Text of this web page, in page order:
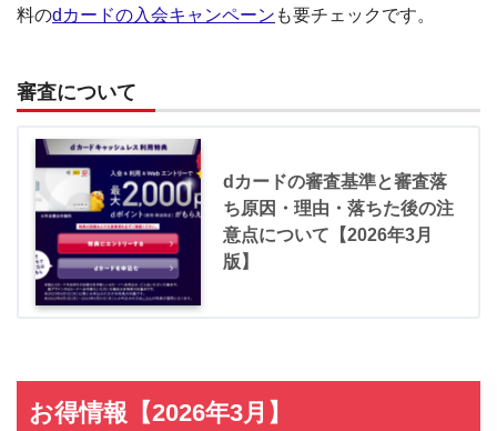
料のdカードの入会キャンペーン も要チェックです。
審査について
dカードの審査基準と審査落
ち原因・理由・落ちた後の注
意点について【2026年3月
版】
お得情報【2026年3月】